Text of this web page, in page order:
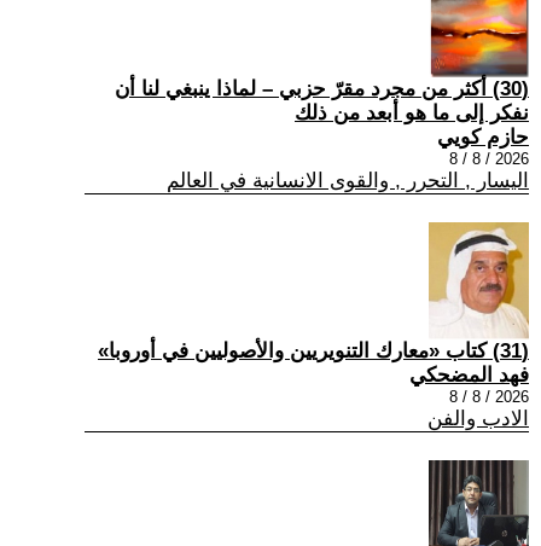
(30) أكثر من مجرد مقرّ حزبي – لماذا ينبغي لنا أن
نفكر إلى ما هو أبعد من ذلك
حازم كويي
2026 / 8 / 8
اليسار , التحرر , والقوى الانسانية في العالم
(31) كتاب «معارك التنويريين والأصوليين في أوروبا»
فهد المضحكي
2026 / 8 / 8
الادب والفن